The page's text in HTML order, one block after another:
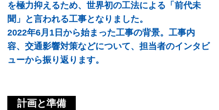
架け替え工事。
を極力抑えるため、世界初の工法による「前代未
聞」と言われる工事となりました。
2022年6月1日から始まった工事の背景。工事内
容、交通影響対策などについて、担当者のインタビ
ューから振り返ります。
計画と準備